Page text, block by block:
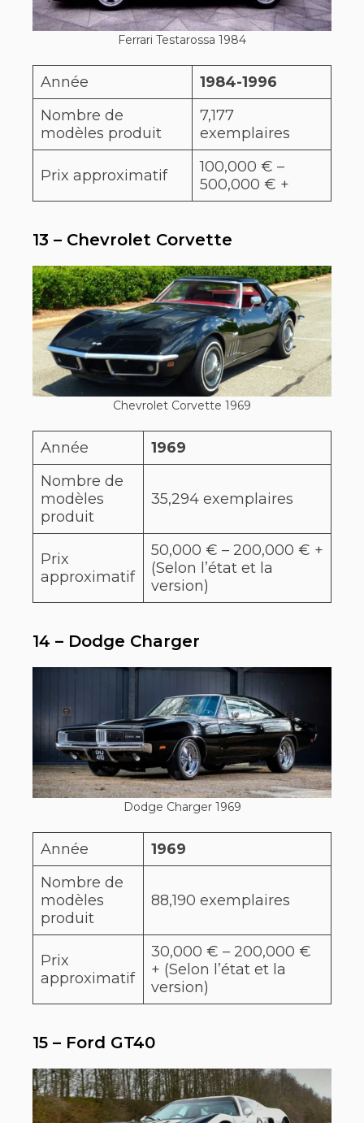
Ferrari Testarossa 1984
Année
1984-1996
Nombre de
modèles produit
7,177
exemplaires
Prix approximatif
100,000 € –
500,000 € +
13 – Chevrolet Corvette
Chevrolet Corvette 1969
Année
1969
Nombre de
modèles
produit
35,294 exemplaires
Prix
approximatif
50,000 € – 200,000 € +
(Selon l’état et la
version)
14 – Dodge Charger
Dodge Charger 1969
Année
1969
Nombre de
modèles
produit
88,190 exemplaires
Prix
approximatif
30,000 € – 200,000 €
+ (Selon l’état et la
version)
15 – Ford GT40